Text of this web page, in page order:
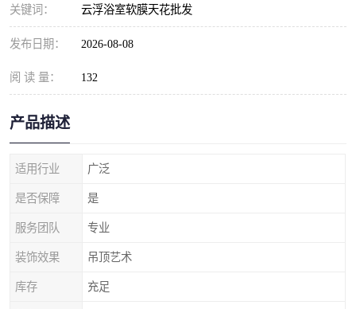
关键词： 云浮浴室软膜天花批发
发布日期： 2026-08-08
阅 读 量： 132
产品描述
适用行业 广泛
是否保障 是
服务团队 专业
装饰效果 吊顶艺术
库存 充足